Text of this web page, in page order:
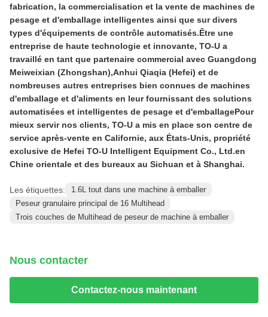
fabrication, la commercialisation et la vente de machines de
pesage et d'emballage intelligentes ainsi que sur divers
types d'équipements de contrôle automatisés.Être une
entreprise de haute technologie et innovante, TO-U a
travaillé en tant que partenaire commercial avec Guangdong
Meiweixian (Zhongshan),Anhui Qiaqia (Hefei) et de
nombreuses autres entreprises bien connues de machines
d'emballage et d'aliments en leur fournissant des solutions
automatisées et intelligentes de pesage et d'emballagePour
mieux servir nos clients, TO-U a mis en place son centre de
service après-vente en Californie, aux États-Unis, propriété
exclusive de Hefei TO-U Intelligent Equipment Co., Ltd.en
Chine orientale et des bureaux au Sichuan et à Shanghai.
Les étiquettes:
1.6L tout dans une machine à emballer
Peseur granulaire principal de 16 Multihead
Trois couches de Multihead de peseur de machine à emballer
Nous contacter
Contactez-nous maintenant